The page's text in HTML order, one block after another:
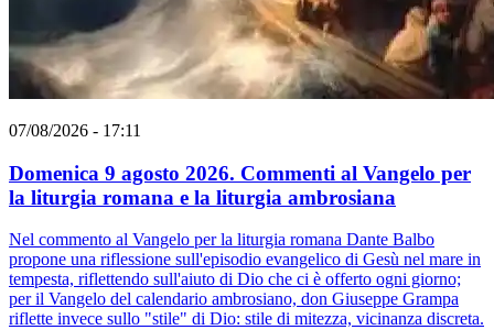
07/08/2026 - 17:11
Domenica 9 agosto 2026. Commenti al Vangelo per
la liturgia romana e la liturgia ambrosiana
Nel commento al Vangelo per la liturgia romana Dante Balbo
propone una riflessione sull'episodio evangelico di Gesù nel mare in
tempesta, riflettendo sull'aiuto di Dio che ci è offerto ogni giorno;
per il Vangelo del calendario ambrosiano, don Giuseppe Grampa
riflette invece sullo "stile" di Dio: stile di mitezza, vicinanza discreta.